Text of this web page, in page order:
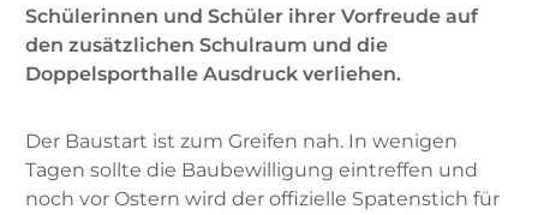
Schülerinnen und Schüler ihrer Vorfreude auf
den zusätzlichen Schulraum und die
Doppelsporthalle Ausdruck verliehen.
Der Baustart ist zum Greifen nah. In wenigen
Tagen sollte die Baubewilligung eintreffen und
noch vor Ostern wird der offizielle Spatenstich für